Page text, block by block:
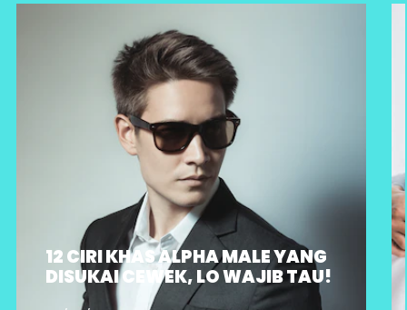
12 CIRI KHAS ALPHA MALE YANG
DISUKAI CEWEK, LO WAJIB TAU!